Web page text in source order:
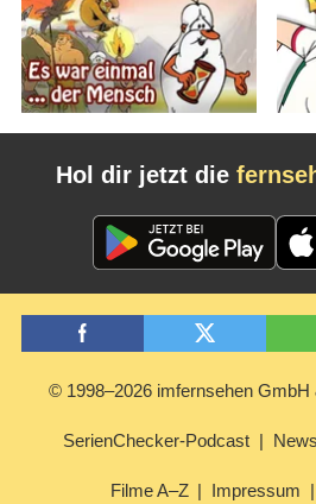
Hol dir jetzt die
© 1998–2026 imfernsehen GmbH
SerienChecker-Podcast
Filme A–Z Impressum